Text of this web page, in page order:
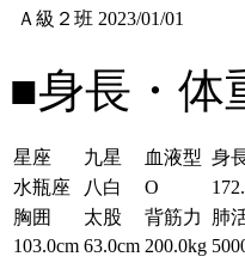
Ａ級２班 2023/01/01
■身長・体
星座 九星 血液型 身
水瓶座
八白 O
胸囲
太股 背筋力
肺
103.0cm 63.0cm 200.0kg